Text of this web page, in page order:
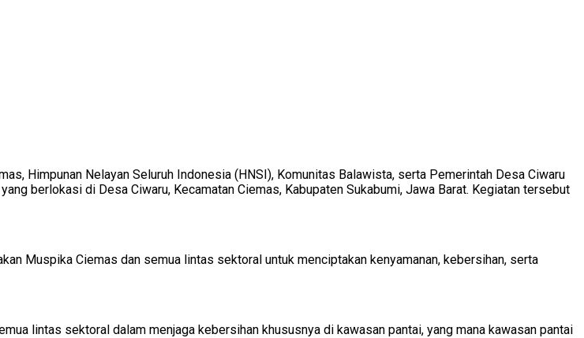
Himpunan Nelayan Seluruh Indonesia (HNSI), Komunitas Balawista, serta Pemerintah Desa Ciwaru
berlokasi di Desa Ciwaru, Kecamatan Ciemas, Kabupaten Sukabumi, Jawa Barat. Kegiatan tersebut
Muspika Ciemas dan semua lintas sektoral untuk menciptakan kenyamanan, kebersihan, serta
lintas sektoral dalam menjaga kebersihan khususnya di kawasan pantai, yang mana kawasan pantai